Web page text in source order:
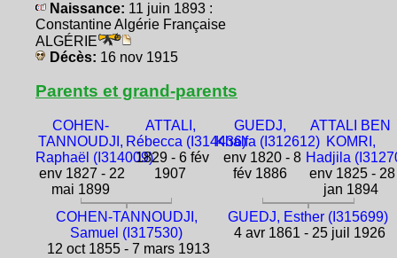
Naissance: 11 juin 1893 :
Constantine Algérie Française
ALGÉRIE
Décès: 16 nov 1915
Parents et grand-parents
COHEN-
TANNOUDJI,
Raphaël (I314009)
env 1827 - 22
mai 1899
ATTALI,
Rébecca (I314436)
1829 - 6 fév
1907
GUEDJ,
Khalfa (I312612)
env 1820 - 8
fév 1886
ATTALI BEN
KOMRI,
Hadjila
env 1825 - 28
jan 1894
COHEN-TANNOUDJI,
Samuel (I317530)
12 oct 1855 - 7 mars 1913
GUEDJ, Esther (I315699)
4 avr 1861 - 25 juil 1926